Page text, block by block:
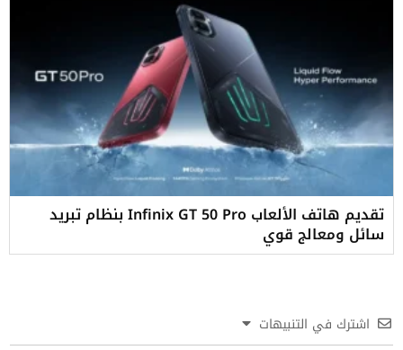
تقديم هاتف الألعاب Infinix GT 50 Pro بنظام تبريد
سائل ومعالج قوي
اشترك في التنبيهات